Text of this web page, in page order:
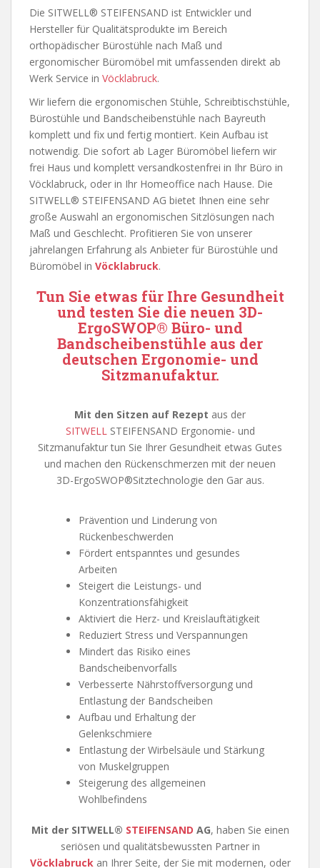
Die SITWELL® STEIFENSAND ist Entwickler und
Hersteller für Qualitätsprodukte im Bereich
orthopädischer Bürostühle nach Maß und
ergonomischer Büromöbel mit umfassenden direkt ab
Werk Service in Vöcklabruck.
Wir liefern die ergonomischen Stühle, Schreibtischstühle,
Bürostühle und Bandscheibenstühle nach Bayreuth
komplett und fix und fertig montiert. Kein Aufbau ist
notwendig. Die sofort ab Lager Büromöbel liefern wir
frei Haus und komplett versandkostenfrei in Ihr Büro in
Vöcklabruck, oder in Ihr Homeoffice nach Hause. Die
SITWELL® STEIFENSAND AG bietet Ihnen eine sehr
große Auswahl an ergonomischen Sitzlösungen nach
Maß und Geschlecht. Profitieren Sie von unserer
jahrelangen Erfahrung als Anbieter für Bürostühle und
Büromöbel in Vöcklabruck.
Tun Sie etwas für Ihre Gesundheit
und testen Sie die neuen 3D-
ErgoSWOP® Büro- und
Bandscheibenstühle aus der
deutschen Ergonomie- und
Sitzmanufaktur.
Mit den Sitzen auf Rezept aus der
SITWELL STEIFENSAND Ergonomie- und
Sitzmanufaktur tun Sie Ihrer Gesundheit etwas Gutes
und machen den Rückenschmerzen mit der neuen
3D-ErgoSWOP®Sitztechnologie den Gar aus.
Prävention und Linderung von
Rückenbeschwerden
Fördert entspanntes und gesundes
Arbeiten
Steigert die Leistungs- und
Konzentrationsfähigkeit
Aktiviert die Herz- und Kreislauftätigkeit
Reduziert Stress und Verspannungen
Mindert das Risiko eines
Bandscheibenvorfalls
Verbesserte Nährstoffversorgung und
Entlastung der Bandscheiben
Aufbau und Erhaltung der
Gelenkschmiere
Entlastung der Wirbelsäule und Stärkung
von Muskelgruppen
Steigerung des allgemeinen
Wohlbefindens
Mit der SITWELL® STEIFENSAND AG, haben Sie einen
seriösen und qualitätsbewussten Partner in
Vöcklabruckan Ihrer Seite, der Sie mit modernen, oder